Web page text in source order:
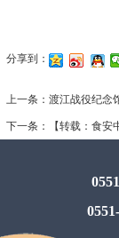
分享到：
上一条： 渡江战役纪念
下一条： 【转载：食
0551-